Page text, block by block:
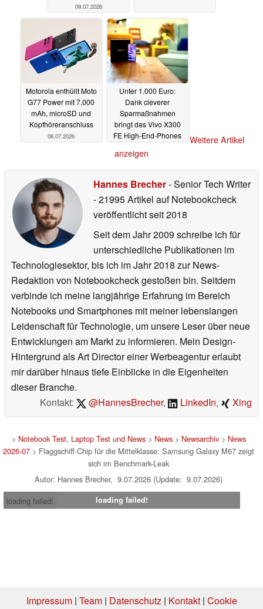
09.07.2026
Motorola enthüllt Moto
G77 Power mit 7.000
mAh, microSD und
Kopfhöreranschluss
08.07.2026
Unter 1.000 Euro:
Dank cleverer
Sparmaßnahmen
bringt das Vivo X300
FE High-End-Phones
Weitere Artikel
anzeigen
Hannes Brecher- Senior Tech Writer
- 21995 Artikel auf Notebookcheck
veröffentlichtseit 2018
Seit dem Jahr 2009 schreibe ich für
unterschiedliche Publikationen im
Technologiesektor, bis ich im Jahr 2018 zur News-
Redaktion von Notebookcheck gestoßen bin. Seitdem
verbinde ich meine langjährige Erfahrung im Bereich
Notebooks und Smartphones mit meiner lebenslangen
Leidenschaft für Technologie, um unsere Leser über neue
Entwicklungen am Markt zu informieren. Mein Design-
Hintergrund als Art Director einer Werbeagentur erlaubt
mir darüber hinaus tiefe Einblicke in die Eigenheiten
dieser Branche.
Kontakt:
@HannesBrecher, LinkedIn, Xing
> Notebook Test, Laptop Test und News> News> Newsarchiv> News
2026-07 > Flaggschiff-Chip für die Mittelklasse: Samsung Galaxy M67 zeigt
sich im Benchmark-Leak
Autor: Hannes Brecher, 9.07.2026 (Update: 9.07.2026)
loading failed!
loading failed!
Impressum| Team| Datenschutz| Kontakt| Cookie